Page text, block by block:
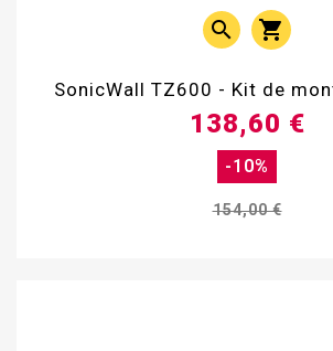
 
SonicWall TZ600 - Kit de
154,00 €
-10%
138,60 €